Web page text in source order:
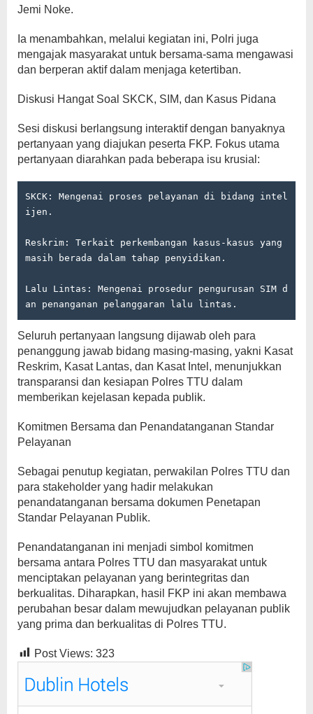
Jemi Noke.
Ia menambahkan, melalui kegiatan ini, Polri juga
mengajak masyarakat untuk bersama-sama mengawasi
dan berperan aktif dalam menjaga ketertiban.
Diskusi Hangat Soal SKCK, SIM, dan Kasus Pidana
Sesi diskusi berlangsung interaktif dengan banyaknya
pertanyaan yang diajukan peserta FKP. Fokus utama
pertanyaan diarahkan pada beberapa isu krusial:
SKCK: Mengenai proses pelayanan di bidang intel
ijen.
Reskrim: Terkait perkembangan kasus-kasus yang
masih berada dalam tahap penyidikan.
Lalu Lintas: Mengenai prosedur pengurusan SIM d
an penanganan pelanggaran lalu lintas.
Seluruh pertanyaan langsung dijawab oleh para
penanggung jawab bidang masing-masing, yakni Kasat
Reskrim, Kasat Lantas, dan Kasat Intel, menunjukkan
transparansi dan kesiapan Polres TTU dalam
memberikan kejelasan kepada publik.
Komitmen Bersama dan Penandatanganan Standar
Pelayanan
Sebagai penutup kegiatan, perwakilan Polres TTU dan
para stakeholder yang hadir melakukan
penandatanganan bersama dokumen Penetapan
Standar Pelayanan Publik.
Penandatanganan ini menjadi simbol komitmen
bersama antara Polres TTU dan masyarakat untuk
menciptakan pelayanan yang berintegritas dan
berkualitas. Diharapkan, hasil FKP ini akan membawa
perubahan besar dalam mewujudkan pelayanan publik
yang prima dan berkualitas di Polres TTU.
Post Views: 323